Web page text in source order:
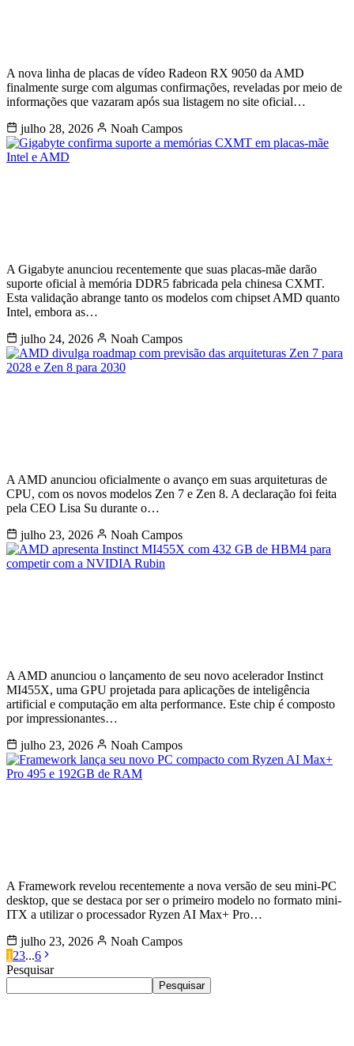
A nova linha de placas de vídeo Radeon RX 9050 da AMD
finalmente surge com algumas confirmações, reveladas por meio de
informações que vazaram após sua listagem no site oficial…
julho 28, 2026
Noah Campos
A Gigabyte anunciou recentemente que suas placas-mãe darão
suporte oficial à memória DDR5 fabricada pela chinesa CXMT.
Esta validação abrange tanto os modelos com chipset AMD quanto
Intel, embora as…
julho 24, 2026
Noah Campos
A AMD anunciou oficialmente o avanço em suas arquiteturas de
CPU, com os novos modelos Zen 7 e Zen 8. A declaração foi feita
pela CEO Lisa Su durante o…
julho 23, 2026
Noah Campos
A AMD anunciou o lançamento de seu novo acelerador Instinct
MI455X, uma GPU projetada para aplicações de inteligência
artificial e computação em alta performance. Este chip é composto
por impressionantes…
julho 23, 2026
Noah Campos
A Framework revelou recentemente a nova versão de seu mini-PC
desktop, que se destaca por ser o primeiro modelo no formato mini-
ITX a utilizar o processador Ryzen AI Max+ Pro…
julho 23, 2026
Noah Campos
1 23...6
Pesquisar
Pesquisar